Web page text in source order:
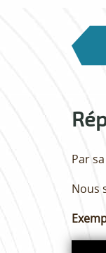
Par
Nous